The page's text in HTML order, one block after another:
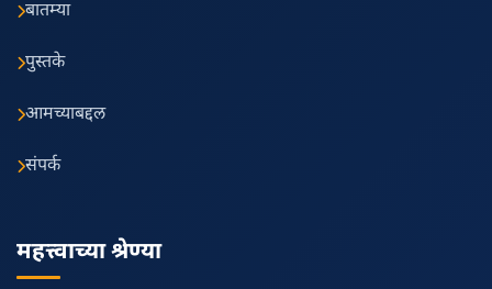
बातम्या
पुस्तके
आमच्याबद्दल
संपर्क
महत्त्वाच्या श्रेण्या